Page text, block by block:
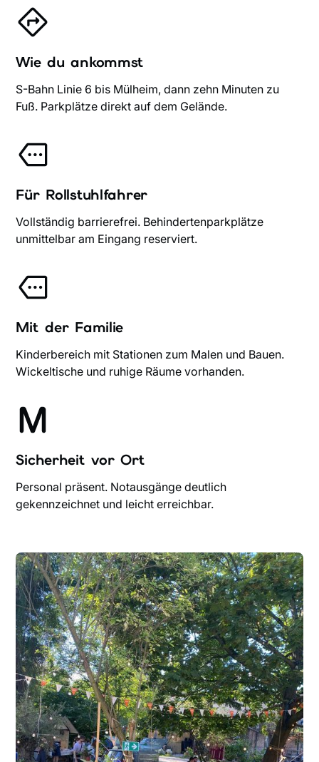
Wie du ankommst
S-Bahn Linie 6 bis Mülheim, dann zehn Minuten zu
Fuß. Parkplätze direkt auf dem Gelände.
Für Rollstuhlfahrer
Vollständig barrierefrei. Behindertenparkplätze
unmittelbar am Eingang reserviert.
Mit der Familie
Kinderbereich mit Stationen zum Malen und Bauen.
Wickeltische und ruhige Räume vorhanden.
Sicherheit vor Ort
Personal präsent. Notausgänge deutlich
gekennzeichnet und leicht erreichbar.